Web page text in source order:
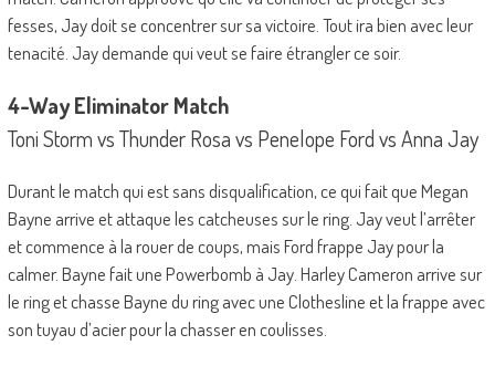
fesses, Jay doit se concentrer sur sa victoire. Tout ira bien avec leur
tenacité. Jay demande qui veut se faire étrangler ce soir.
4-Way Eliminator Match
Toni Storm vs Thunder Rosa vs Penelope Ford vs Anna Jay
Durant le match qui est sans disqualification, ce qui fait que Megan
Bayne arrive et attaque les catcheuses sur le ring. Jay veut l’arrêter
et commence à la rouer de coups, mais Ford frappe Jay pour la
calmer. Bayne fait une Powerbomb à Jay. Harley Cameron arrive sur
le ring et chasse Bayne du ring avec une Clothesline et la frappe avec
son tuyau d’acier pour la chasser en coulisses.